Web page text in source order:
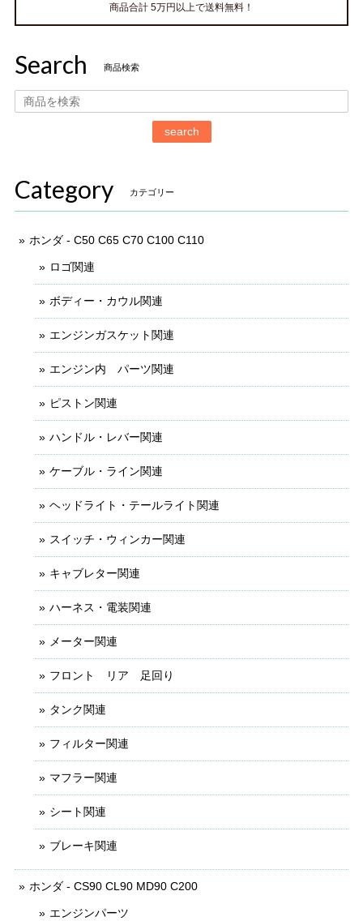
商品合計 5万円以上で送料無料！
Search 商品検索
search
Category カテゴリー
ホンダ - C50 C65 C70 C100 C110
ロゴ関連
ボディー・カウル関連
エンジンガスケット関連
エンジン内 パーツ関連
ピストン関連
ハンドル・レバー関連
ケーブル・ライン関連
ヘッドライト・テールライト関連
スイッチ・ウィンカー関連
キャブレター関連
ハーネス・電装関連
メーター関連
フロント リア 足回り
タンク関連
フィルター関連
マフラー関連
シート関連
ブレーキ関連
ホンダ - CS90 CL90 MD90 C200
エンジンパーツ